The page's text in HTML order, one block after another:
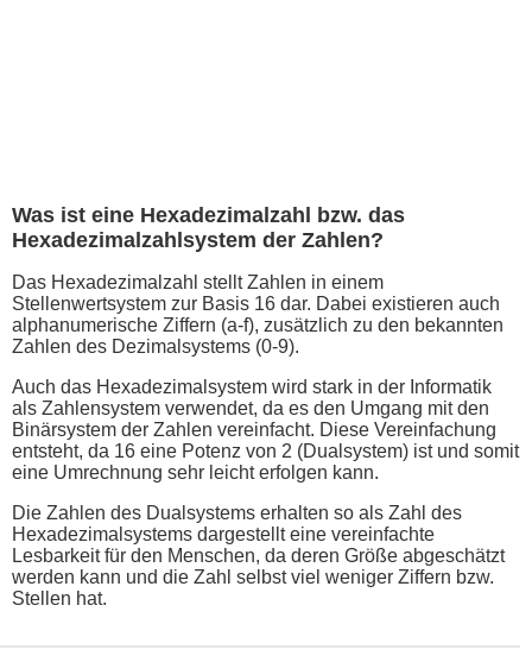
Was ist eine Hexadezimalzahl bzw. das
Hexadezimalzahlsystem der Zahlen?
Das Hexadezimalzahl stellt Zahlen in einem
Stellenwertsystem zur Basis 16 dar. Dabei existieren auch
alphanumerische Ziffern (a-f), zusätzlich zu den bekannten
Zahlen des Dezimalsystems (0-9).
Auch das Hexadezimalsystem wird stark in der Informatik
als Zahlensystem verwendet, da es den Umgang mit den
Binärsystem der Zahlen vereinfacht. Diese Vereinfachung
entsteht, da 16 eine Potenz von 2 (Dualsystem) ist und somit
eine Umrechnung sehr leicht erfolgen kann.
Die Zahlen des Dualsystems erhalten so als Zahl des
Hexadezimalsystems dargestellt eine vereinfachte
Lesbarkeit für den Menschen, da deren Größe abgeschätzt
werden kann und die Zahl selbst viel weniger Ziffern bzw.
Stellen hat.